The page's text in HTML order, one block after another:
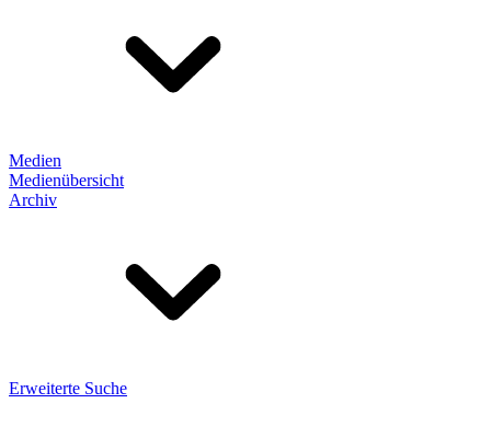
Medien
Medienübersicht
Archiv
Erweiterte Suche